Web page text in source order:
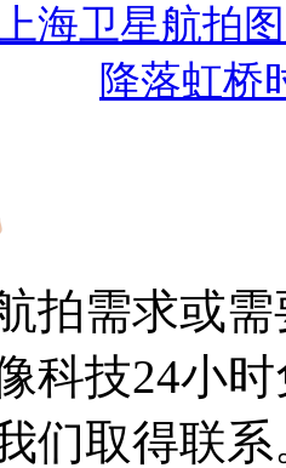
上海卫星航拍
降落虹桥
拍需求或
科技24小
们取得联系